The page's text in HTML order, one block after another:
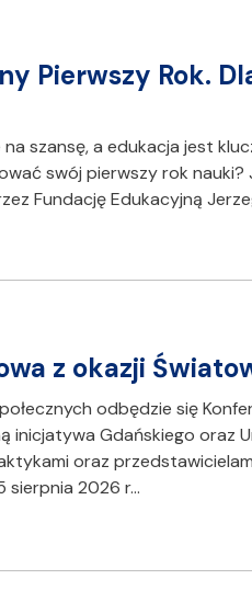
Pierwszy Rok.
na szansę, a edukacja jest
swój pierwszy rok
Fundację Edukacyjną
z okazji
odbędzie się
inicjatywa Gdańskiego oraz
oraz
sierpnia 2026 r…